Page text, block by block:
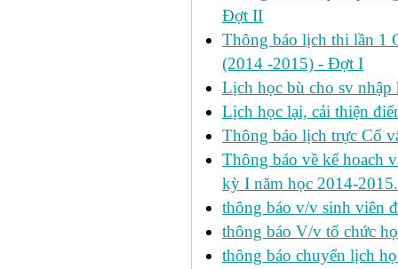
Đợt II
Thông báo lịch thi lần 1
(2014 -2015) - Đợt I
Lịch học bù cho sv
Lịch học lại, cải thiện
Thông báo lịch trực Cố
Thông báo về kế hoach
kỳ I năm học 2014-2015.
thông báo v/v sinh viên
thông báo V/v tổ chức
thông báo chuyển lịch